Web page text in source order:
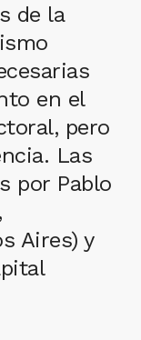
de la
en el
pero
Las
por Pablo
Aires) y